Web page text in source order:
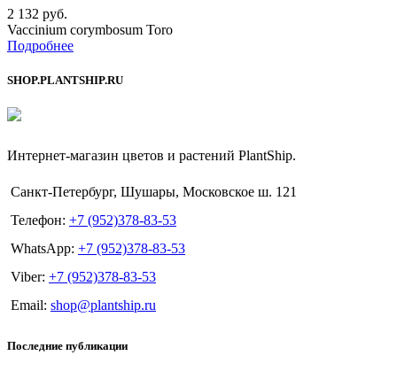
2 132 руб.
Vaccinium corymbosum Toro
Подробнее
SHOP.PLANTSHIP.RU
Интернет-магазин цветов и растений PlantShip.
Санкт-Петербург, Шушары, Московское ш. 121
Телефон: +7 (952)378-83-53
WhatsApp: +7 (952)378-83-53
Viber: +7 (952)378-83-53
Email: shop@plantship.ru
Последние публикации